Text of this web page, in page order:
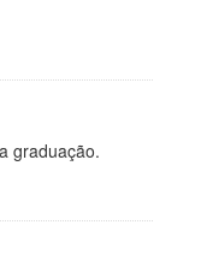
graduação.